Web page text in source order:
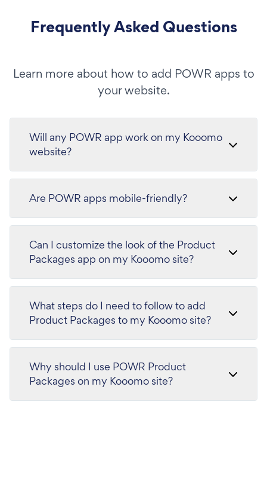
Frequently Asked Questions
Learn more about how to add POWR apps to
your website.
Will any POWR app work on my Kooomo
website?
Are POWR apps mobile-friendly?
Can I customize the look of the Product
Packages app on my Kooomo site?
What steps do I need to follow to add
Product Packages to my Kooomo site?
Why should I use POWR Product
Packages on my Kooomo site?